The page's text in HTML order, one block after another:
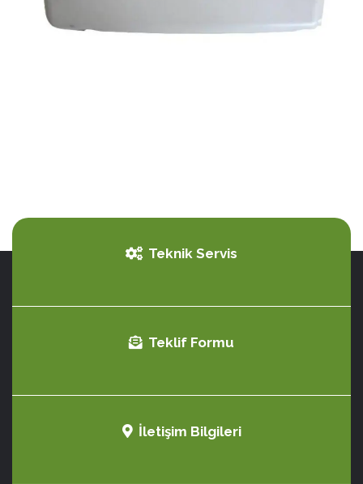
Teknik Servis
Teklif Formu
İletişim Bilgileri